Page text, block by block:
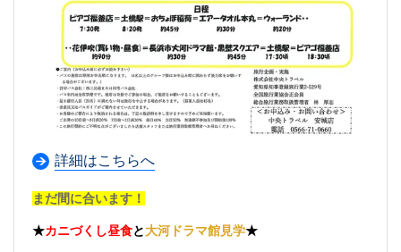
詳細はこちらへ
まだ間に合います！
★カニづくし昼食と大河ドラマ館見学★